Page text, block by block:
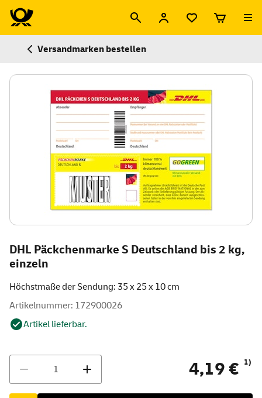
Versandmarken bestellen
DHL Päckchenmarke S Deutschland bis 2 kg,
einzeln
Höchstmaße der Sendung: 35 x 25 x 10 cm
Artikelnummer: 172900026
Artikel lieferbar.
4,19 € 1)